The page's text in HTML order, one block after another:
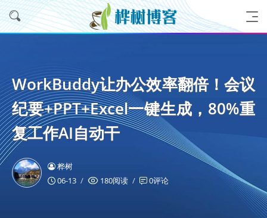
WorkBuddy让办公效率翻倍！会议
纪要+PPT+Excel一键生成，80%重
复工作AI自动干
桦树
06-13
180阅读 0评论